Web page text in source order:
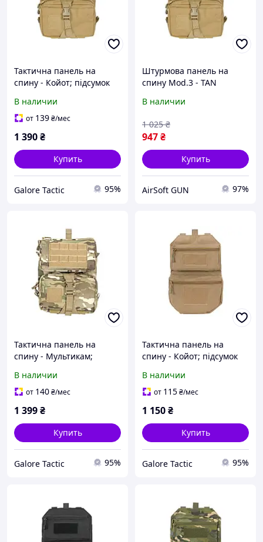
Тактична панель на
спину - Койот; підсумок
гідратора
В наличии
от 139₴/мес
1 390₴
Купить
Galore Tactic 95%
Штурмова панель на
спину Mod.3 - TAN
В наличии
947₴
1 025 ₴
Купить
AirSoft GUN 97%
Тактична панель на
спину - Мультикам;
органайзер тактичний;
рюкзак для гідратора
В наличии
от 140₴/мес
1 399₴
Купить
Galore Tactic 95%
Тактична панель на
спину - Койот; підсумок
В наличии
от 115₴/мес
1 150₴
Купить
Galore Tactic 95%